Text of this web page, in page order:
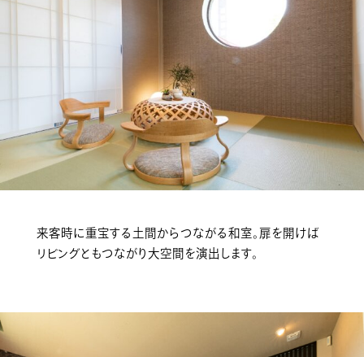
来客時に重宝する土間からつながる和室。扉を開けば
リビングともつながり大空間を演出します。